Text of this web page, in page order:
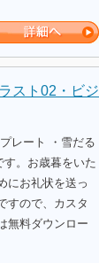
スト02・ビジ
レート ・雪だる
す。お歳暮をいた
にお礼状を送っ
すので、カスタ
無料ダウンロー